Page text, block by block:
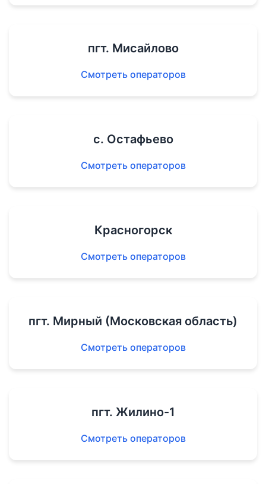
пгт. Мисайлово
Смотреть операторов
с. Остафьево
Смотреть операторов
Красногорск
Смотреть операторов
пгт. Мирный (Московская область)
Смотреть операторов
пгт. Жилино-1
Смотреть операторов